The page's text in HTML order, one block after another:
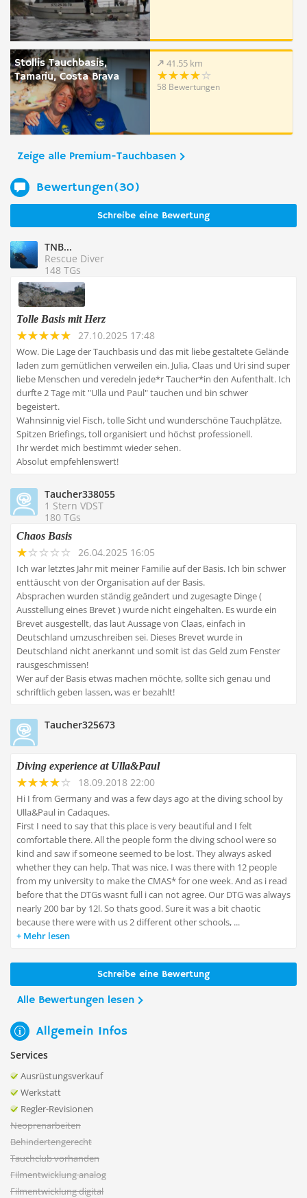
Stollis Tauchbasis,
Tamariu, Costa Brava
41.55 km
58 Bewertungen
Zeige alle Premium-Tauchbasen
Bewertungen(30)
Schreibe eine Bewertung
TNB...
Rescue Diver
148 TGs
Tolle Basis mit Herz
27.10.2025 17:48
Wow. Die Lage der Tauchbasis und das mit liebe gestaltete Gelände
laden zum gemütlichen verweilen ein. Julia, Claas und Uri sind super
liebe Menschen und veredeln jede*r Taucher*in den Aufenthalt. Ich
durfte 2 Tage mit "Ulla und Paul" tauchen und bin schwer
begeistert.
Wahnsinnig viel Fisch, tolle Sicht und wunderschöne Tauchplätze.
Spitzen Briefings, toll organisiert und höchst professionell.
Ihr werdet mich bestimmt wieder sehen.
Absolut empfehlenswert!
Taucher338055
1 Stern VDST
180 TGs
Chaos Basis
26.04.2025 16:05
Ich war letztes Jahr mit meiner Familie auf der Basis. Ich bin schwer
enttäuscht von der Organisation auf der Basis.
Absprachen wurden ständig geändert und zugesagte Dinge (
Ausstellung eines Brevet ) wurde nicht eingehalten. Es wurde ein
Brevet ausgestellt, das laut Aussage von Claas, einfach in
Deutschland umzuschreiben sei. Dieses Brevet wurde in
Deutschland nicht anerkannt und somit ist das Geld zum Fenster
rausgeschmissen!
Wer auf der Basis etwas machen möchte, sollte sich genau und
schriftlich geben lassen, was er bezahlt!
Taucher325673
Diving experience at Ulla&Paul
18.09.2018 22:00
Hi I from Germany and was a few days ago at the diving school by
Ulla&Paul in Cadaques.
First I need to say that this place is very beautiful and I felt
comfortable there. All the people form the diving school were so
kind and saw if someone seemed to be lost. They always asked
whether they can help. That was nice. I was there with 12 people
from my university to make the CMAS* for one week. And as i read
before that the DTGs wasnt full i can not agree. Our DTG was always
nearly 200 bar by 12l. So thats good. Sure it was a bit chaotic
because there were with us 2 different other schools, ...
Mehr lesen
Schreibe eine Bewertung
Alle Bewertungen lesen
Allgemein Infos
Services
Ausrüstungsverkauf
Werkstatt
Regler-Revisionen
Neoprenarbeiten
Behindertengerecht
Tauchclub vorhanden
Filmentwicklung analog
Filmentwicklung digital